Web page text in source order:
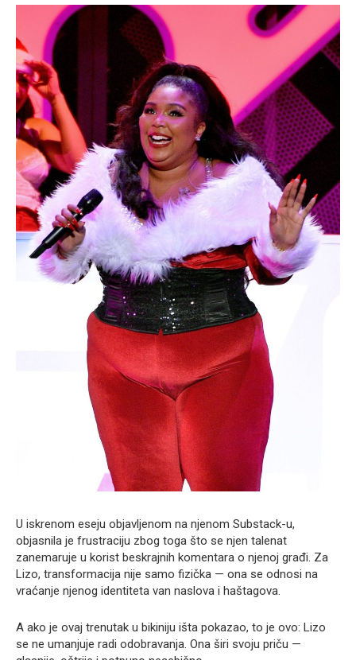
U iskrenom eseju objavljenom na njenom Substack-u,
objasnila je frustraciju zbog toga što se njen talenat
zanemaruje u korist beskrajnih komentara o njenoj građi. Za
Lizo, transformacija nije samo fizička — ona se odnosi na
vraćanje njenog identiteta van naslova i haštagova.
A ako je ovaj trenutak u bikiniju išta pokazao, to je ovo: Lizo
se ne umanjuje radi odobravanja. Ona širi svoju priču —